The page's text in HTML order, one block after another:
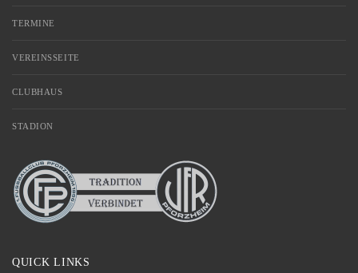
TERMINE
VEREINSSEITE
CLUBHAUS
STADION
QUICK LINKS